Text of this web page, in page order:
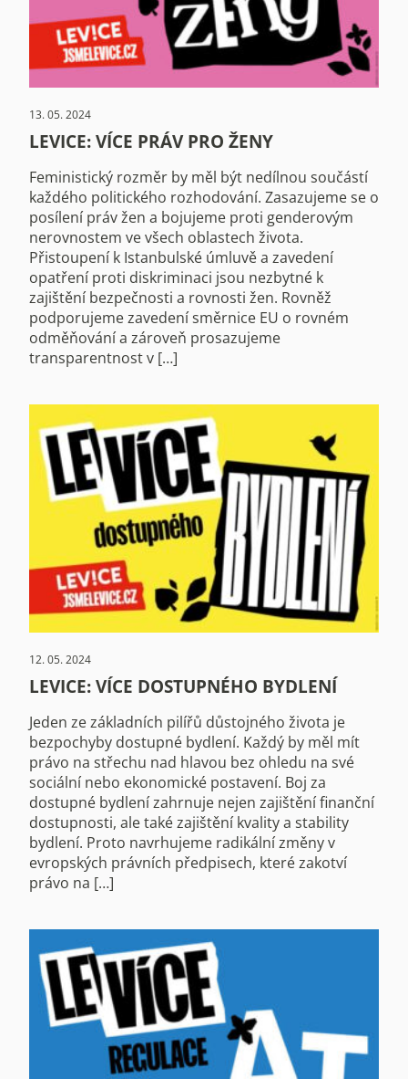
13. 05. 2024
LEVICE: VÍCE PRÁV PRO ŽENY
Feministický rozměr by měl být nedílnou součástí
každého politického rozhodování. Zasazujeme se o
posílení práv žen a bojujeme proti genderovým
nerovnostem ve všech oblastech života.
Přistoupení k Istanbulské úmluvě a zavedení
opatření proti diskriminaci jsou nezbytné k
zajištění bezpečnosti a rovnosti žen. Rovněž
podporujeme zavedení směrnice EU o rovném
odměňování a zároveň prosazujeme
transparentnost v […]
12. 05. 2024
LEVICE: VÍCE DOSTUPNÉHO BYDLENÍ
Jeden ze základních pilířů důstojného života je
bezpochyby dostupné bydlení. Každý by měl mít
právo na střechu nad hlavou bez ohledu na své
sociální nebo ekonomické postavení. Boj za
dostupné bydlení zahrnuje nejen zajištění finanční
dostupnosti, ale také zajištění kvality a stability
bydlení. Proto navrhujeme radikální změny v
evropských právních předpisech, které zakotví
právo na […]